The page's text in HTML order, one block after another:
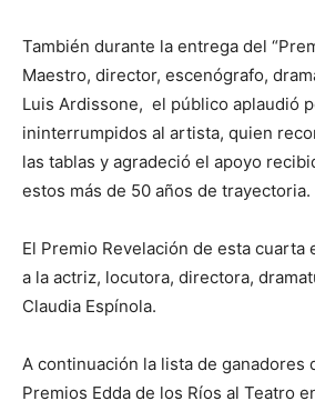
También durante la entrega del
Maestro, director, escenógrafo,
Luis Ardissone, el público aplaudió
ininterrumpidos al artista, quien
las tablas y agradeció el apoyo
estos más de 50 años de trayectoria.
El Premio Revelación de esta cuarta
a la actriz, locutora, directora,
Claudia Espínola.
A continuación la lista de ganadores
Premios Edda de los Ríos al Teatro